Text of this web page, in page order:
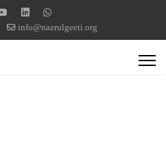
info@nazrulgeeti.org